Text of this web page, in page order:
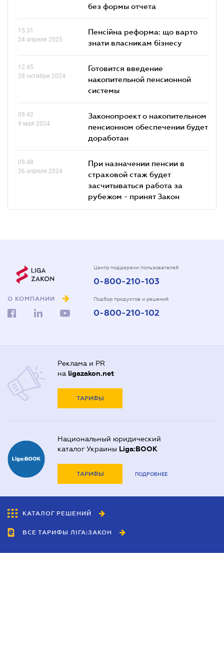
без формы отчета
15.31
24 апреля 2025
Пенсійна реформа: що варто
знати власникам бізнесу
12.45
28 октября 2024
Готовится введение
накопительной пенсионной
системы
09.42
9 мая 2024
Законопроект о накопительном
пенсионном обеспечении будет
доработан
09.48
26 апреля 2024
При назначении пенсии в
страховой стаж будет
засчитываться работа за
рубежом - принят Закон
О КОМПАНИИ
Центр поддержки пользователей
0-800-210-103
Подбор продуктов и решений
0-800-210-102
Реклама и PR
на ligazakon.net
ТАРИФЫ
Национальный юридический
каталог Украины Liga:BOOK
ТАРИФЫ ПОДРОБНЕЕ
КАТАЛОГ РЕШЕНИЙ
ВСЕ ТАРИФЫ ЛІГА:ЗАКОН